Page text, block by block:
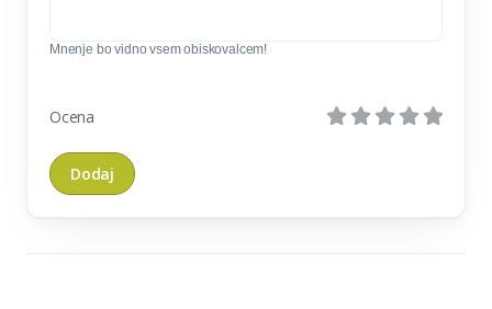
Mnenje bo vidno vsem obiskovalcem!
Ocena